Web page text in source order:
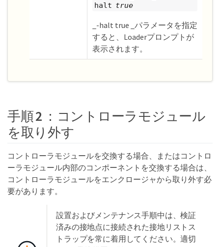
halt true
_-halt true _パラメータを指定
すると、Loaderプロンプトが
表示されます。
手順 2 ：コントローラモジュール
を取り外す
コントローラモジュールを交換する場合、またはコントロ
ーラモジュール内部のコンポーネントを交換する場合は、
コントローラモジュールをエンクロージャから取り外す必
要があります。
設置およびメンテナンス手順中は、検証
済みの接地点に接続された接地リストス
トラップを常に着用してください。適切